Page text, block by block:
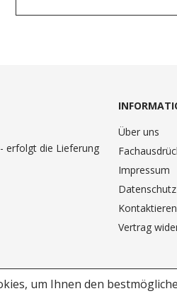
um Ihnen den
erfolgt die Lieferung
Über uns
Impressum
Datenschutz
Vertrag